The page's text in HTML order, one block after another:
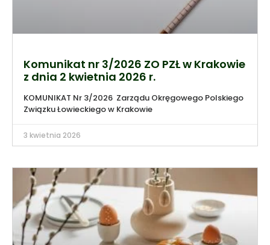
Komunikat nr 3/2026 ZO PZŁ w Krakowie
z dnia 2 kwietnia 2026 r.
KOMUNIKAT Nr 3/2026 Zarządu Okręgowego Polskiego
Związku Łowieckiego w Krakowie
3 kwietnia 2026